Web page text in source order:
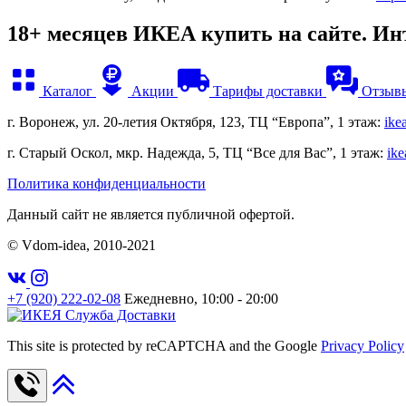
18+ месяцев ИКЕА купить на сайте.
Каталог Акции Тарифы доставки
г. Воронеж, ул. 20-летия Октября, 123, ТЦ “Европа”, 1 этаж:
г. Старый Оскол, мкр. Надежда, 5, ТЦ “Все для Вас”, 1 этаж:
Политика конфиденциальности
Данный сайт не является публичной офертой.
© Vdom-idea, 2010-2021
+7 (920) 222-02-08 Ежедневно, 10:00 - 20:00
This site is protected by reCAPTCHA and the Google Privacy Policy